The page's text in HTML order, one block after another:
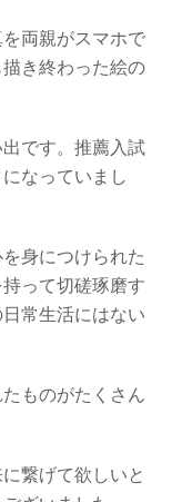
両親がスマホで
き終わった絵の
です。推薦入試
なっていまし
身につけられた
って切磋琢磨す
常生活にはない
ものがたくさん
繋げて欲しいと